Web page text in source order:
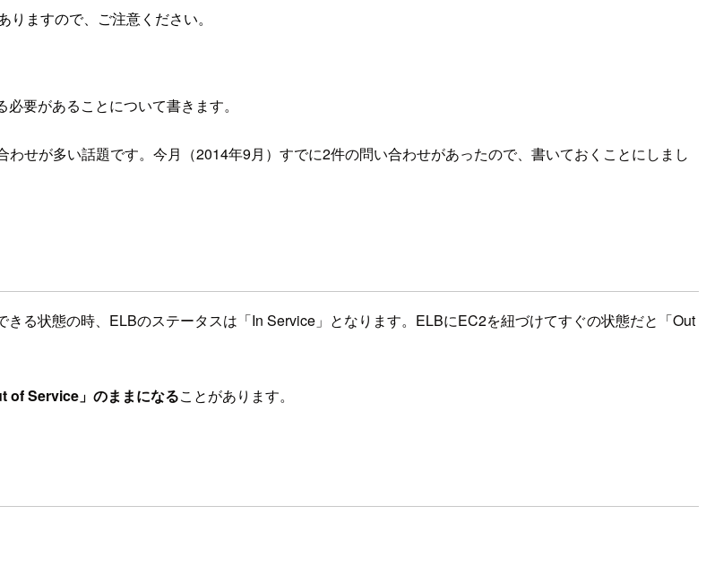
ますので、ご注意ください。
要があることについて書きます。
せが多い話題です。今月（2014年9月）すでに2件の問い合わせがあったので、書いておくことにしまし
る状態の時、ELBのステータスは「In Service」となります。ELBにEC2を紐づけてすぐの状態だと「Out
of Service」のままになることがあります。